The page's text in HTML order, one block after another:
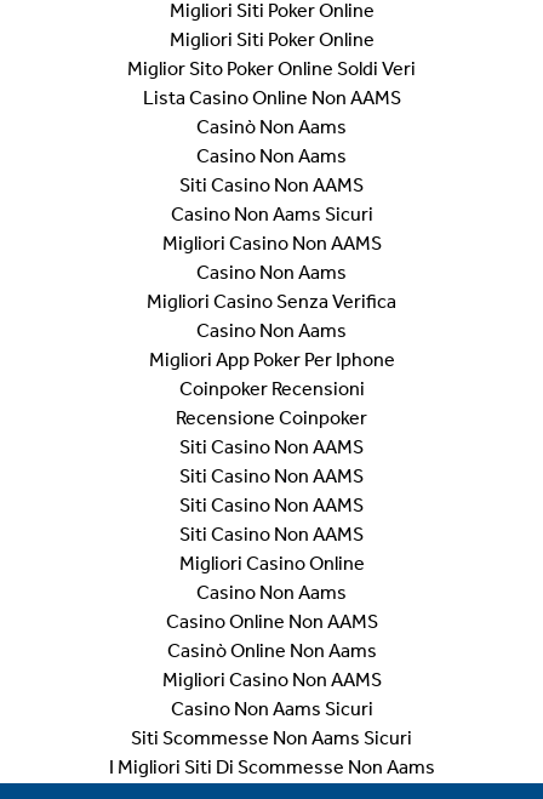
Migliori Siti Poker Online
Migliori Siti Poker Online
Miglior Sito Poker Online Soldi Veri
Lista Casino Online Non AAMS
Casinò Non Aams
Casino Non Aams
Siti Casino Non AAMS
Casino Non Aams Sicuri
Migliori Casino Non AAMS
Casino Non Aams
Migliori Casino Senza Verifica
Casino Non Aams
Migliori App Poker Per Iphone
Coinpoker Recensioni
Recensione Coinpoker
Siti Casino Non AAMS
Siti Casino Non AAMS
Siti Casino Non AAMS
Siti Casino Non AAMS
Migliori Casino Online
Casino Non Aams
Casino Online Non AAMS
Casinò Online Non Aams
Migliori Casino Non AAMS
Casino Non Aams Sicuri
Siti Scommesse Non Aams Sicuri
I Migliori Siti Di Scommesse Non Aams